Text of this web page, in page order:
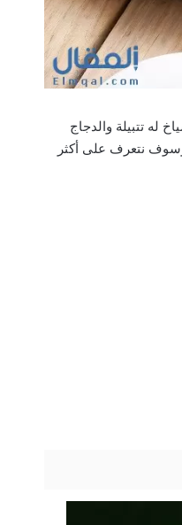
له تتبيلة والدجاج
وسوف نتعرف على أكثر